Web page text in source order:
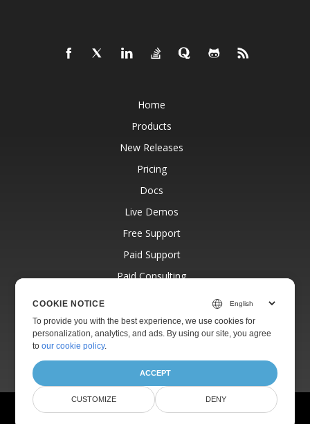
Home
Products
New Releases
Pricing
Docs
Live Demos
Free Support
Paid Support
Paid Consulting
Websites
About
© Aspose Pty Ltd 2001-2026.
COOKIE NOTICE
To provide you with the best experience, we use cookies for
personalization, analytics, and ads. By using our site, you agree
toour cookie policy.
ACCEPT
CUSTOMIZE DENY